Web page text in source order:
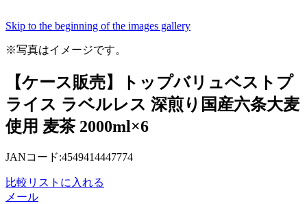
Skip to the beginning of the images gallery
※写真はイメージです。
【ケース販売】トップバリュベストプ
ライス ラベルレス 深煎り国産六条大麦
使用 麦茶 2000ml×6
JANコード:4549414447774
比較リストに入れる
メール